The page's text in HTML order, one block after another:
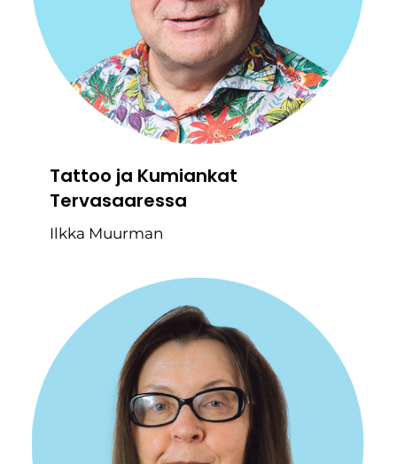
Tattoo ja Kumiankat
Tervasaaressa
Ilkka Muurman